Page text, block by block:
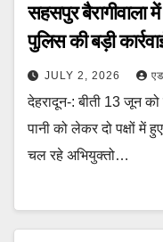
सहसपुर बैरागीवाला में
पुलिस की बड़ी
JULY 2, 2026
देहरादून-: बीती 13 जून को
पानी को लेकर दो पक्षों में
चल रहे अभियुक्तो…